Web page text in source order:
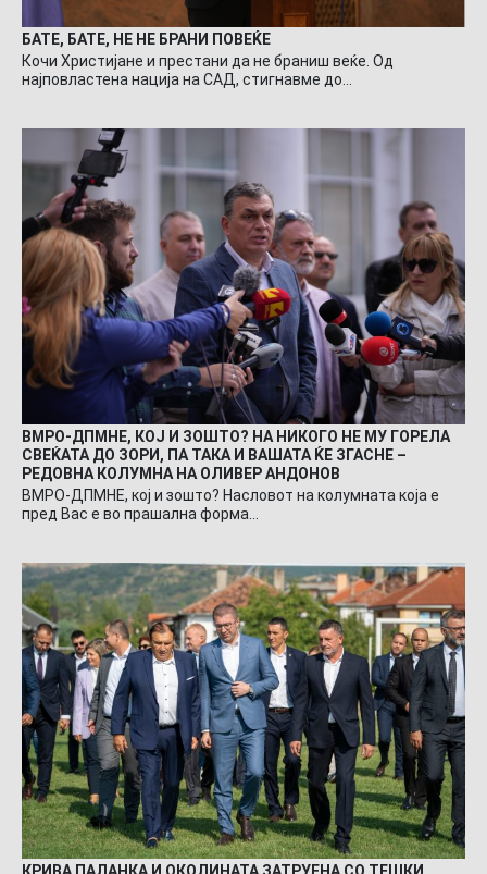
БАТЕ, БАТЕ, НЕ НЕ БРАНИ ПОВЕЌЕ
Кочи Христијане и престани да не браниш веќе. Од
најповластена нација на САД, стигнавме до…
ВМРО-ДПМНЕ, КОЈ И ЗОШТО? НА НИКОГО НЕ МУ ГОРЕЛА
СВЕЌАТА ДО ЗОРИ, ПА ТАКА И ВАШАТА ЌЕ ЗГАСНЕ –
РЕДОВНА КОЛУМНА НА ОЛИВЕР АНДОНОВ
ВМРО-ДПМНЕ, кој и зошто? Насловот на колумната која е
пред Вас е во прашална форма…